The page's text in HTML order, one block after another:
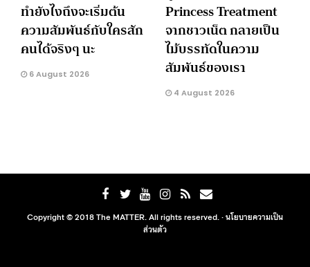
ทำยังไงถึงจะเริ่มต้น
ความสัมพันธ์กับใครสัก
คนได้จริงๆ นะ
6 August 2026
Princess Treatment
จากชาวเน็ต กลายเป็น
ไม้บรรทัดในความ
สัมพันธ์ของเรา
4 August 2026
Copyright © 2018 The MATTER. All rights reserved. ·นโยบายความเป็น
ส่วนตัว